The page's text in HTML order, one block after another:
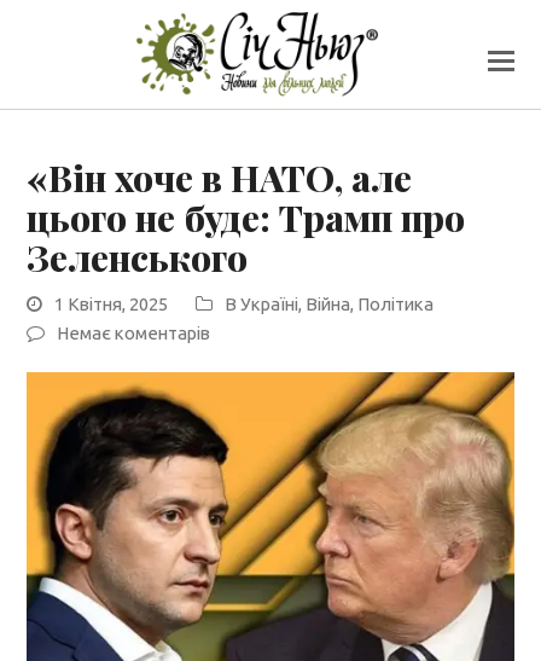
«Він хоче в НАТО, але
цього не буде: Трамп про
Зеленського
1 Квітня, 2025 В Україні, Війна, Політика
Немає коментарів